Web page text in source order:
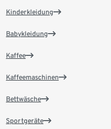
Kinderkleidung
Babykleidung
Kaffee
Kaffeemaschinen
Bettwäsche
Sportgeräte